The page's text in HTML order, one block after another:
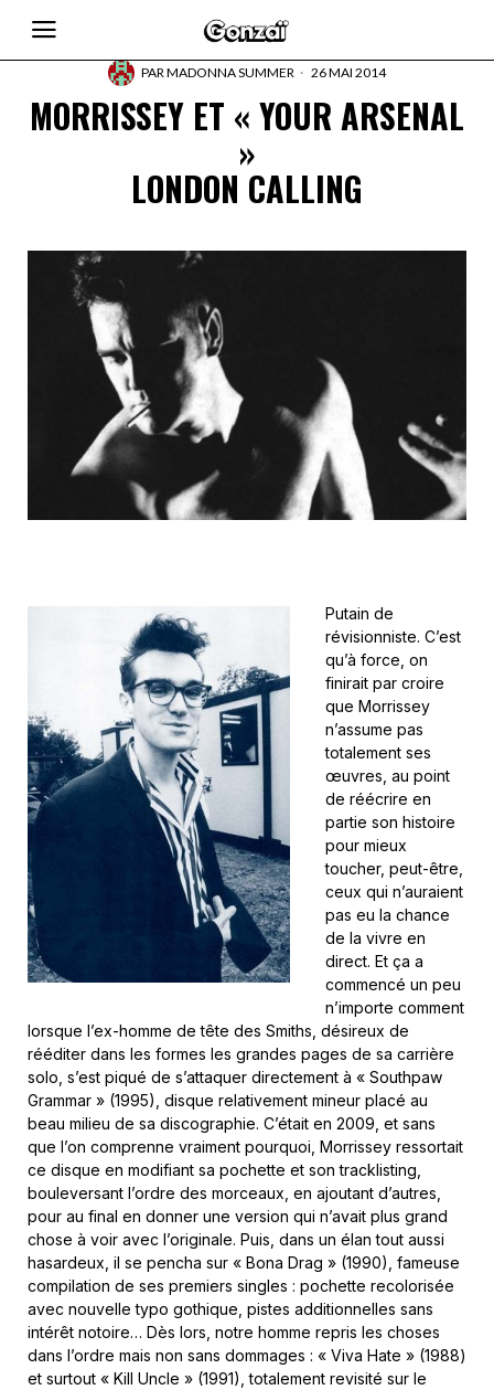
PARMADONNA SUMMER 26 MAI 2014
MORRISSEY ET « YOUR ARSENAL
»
LONDON CALLING
Putain de
révisionniste. C’est
qu’à force, on
finirait par croire
que Morrissey
n’assume pas
totalement ses
œuvres, au point
de réécrire en
partie son histoire
pour mieux
toucher, peut-être,
ceux qui n’auraient
pas eu la chance
de la vivre en
direct. Et ça a
commencé un peu
n’importe comment
lorsque l’ex-homme de tête des Smiths, désireux de
rééditer dans les formes les grandes pages de sa carrière
solo, s’est piqué de s’attaquer directement à « Southpaw
Grammar » (1995), disque relativement mineur placé au
beau milieu de sa discographie. C’était en 2009, et sans
que l’on comprenne vraiment pourquoi, Morrissey ressortait
ce disque en modifiant sa pochette et son tracklisting,
bouleversant l’ordre des morceaux, en ajoutant d’autres,
pour au final en donner une version qui n’avait plus grand
chose à voir avec l’originale. Puis, dans un élan tout aussi
hasardeux, il se pencha sur « Bona Drag » (1990), fameuse
compilation de ses premiers singles : pochette recolorisée
avec nouvelle typo gothique, pistes additionnelles sans
intérêt notoire… Dès lors, notre homme repris les choses
dans l’ordre mais non sans dommages : « Viva Hate » (1988)
et surtout « Kill Uncle » (1991), totalement revisité sur le